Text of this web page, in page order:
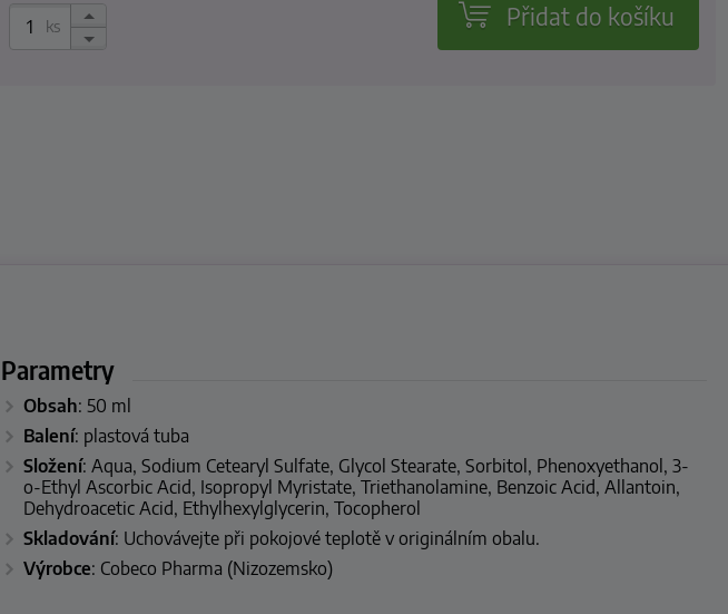
ks Přidat do košíku
Parametry
Obsah: 50 ml
Balení: plastová tuba
Složení: Aqua, Sodium Cetearyl Sulfate, Glycol Stearate, Sorbitol, Phenoxyethanol, 3-
o-Ethyl Ascorbic Acid, Isopropyl Myristate, Triethanolamine, Benzoic Acid, Allantoin,
Dehydroacetic Acid, Ethylhexylglycerin, Tocopherol
Skladování: Uchovávejte při pokojové teplotě v originálním obalu.
Výrobce: Cobeco Pharma (Nizozemsko)